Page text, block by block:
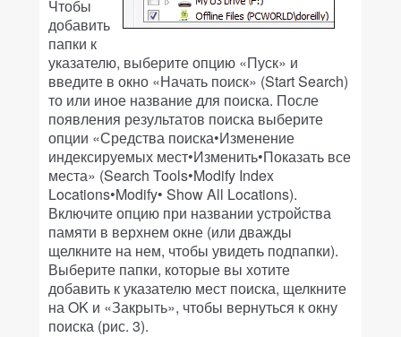
Чтобы
добавить
папки к
указателю, выберите опцию «Пуск» и
введите в окно «Начать поиск» (Start Search)
то или иное название для поиска. После
появления результатов поиска выберите
опции «Средства поиска•Изменение
индексируемых мест•Изменить•Показать все
места» (Search Tools•Modify Index
Locations•Modify• Show All Locations).
Включите опцию при названии устройства
памяти в верхнем окне (или дважды
щелкните на нем, чтобы увидеть подпапки).
Выберите папки, которые вы хотите
добавить к указателю мест поиска, щелкните
на OK и «Закрыть», чтобы вернуться к окну
поиска (рис. 3).